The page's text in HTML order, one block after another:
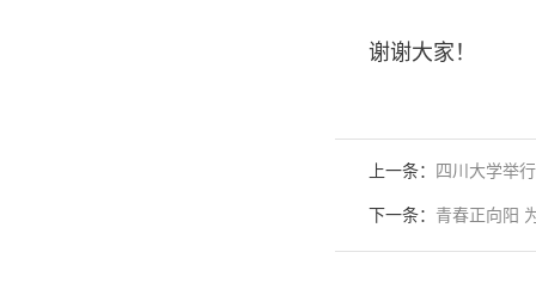
谢谢大家！
上一条： 四川大学举
下一条： 青春正向阳